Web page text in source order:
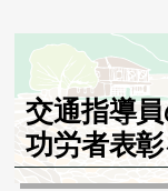
交通指導
功労者表